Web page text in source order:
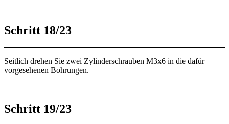
Schritt 18/23
Seitlich drehen Sie zwei Zylinderschrauben M3x6 in die dafür
vorgesehenen Bohrungen.
Schritt 19/23